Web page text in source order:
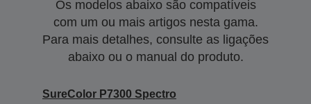
Os modelos abaixo são compatíveis
com um ou mais artigos nesta gama.
Para mais detalhes, consulte as ligações
abaixo ou o manual do produto.
SureColor P7300 Spectro